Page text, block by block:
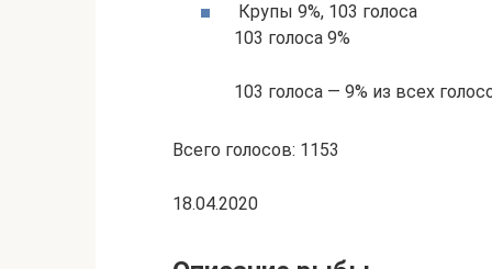
Крупы 9%, 103 голоса
103 голоса 9%
103 голоса — 9% из всех
Всего голосов: 1153
18.04.2020